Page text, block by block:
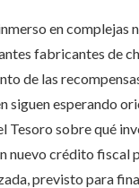
en complejas
fabricantes de
de las
siguen esperando
Tesoro sobre qué
nuevo crédito fiscal
previsto para